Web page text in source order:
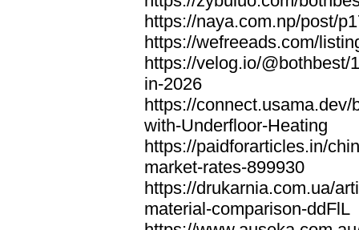
https://naya.com.np/post/
https://wefreeads.com/
https://velog.io/@bothbest/
in-2026
https://
with-Underfloor-Heating
https://paidforarticles.in/
market-rates-899930
https://drukarnia.com.ua/
material-comparison-ddFlL